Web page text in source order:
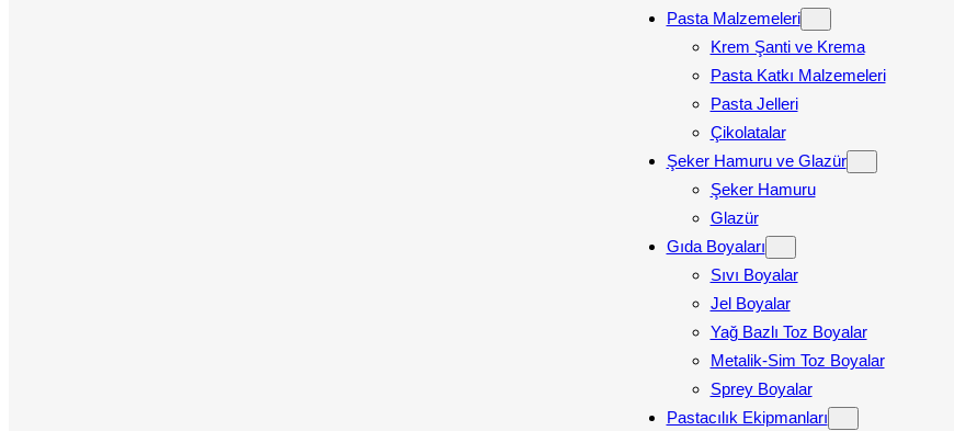
Pasta Malzemeleri
Krem Şanti ve Krema
Pasta Katkı Malzemeleri
Pasta Jelleri
Çikolatalar
Şeker Hamuru ve Glazür
Şeker Hamuru
Glazür
Gıda Boyaları
Sıvı Boyalar
Jel Boyalar
Yağ Bazlı Toz Boyalar
Metalik-Sim Toz Boyalar
Sprey Boyalar
Pastacılık Ekipmanları